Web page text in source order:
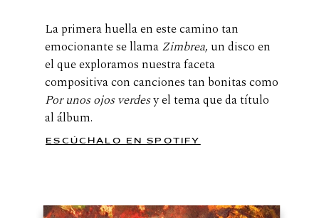
La primera huella en este camino tan
emocionante se llamaZimbrea, un disco en
el que exploramos nuestra faceta
compositiva con canciones tan bonitas como
Por unos ojos verdesy el tema que da título
al álbum.
ESCÚCHALO EN SPOTIFY